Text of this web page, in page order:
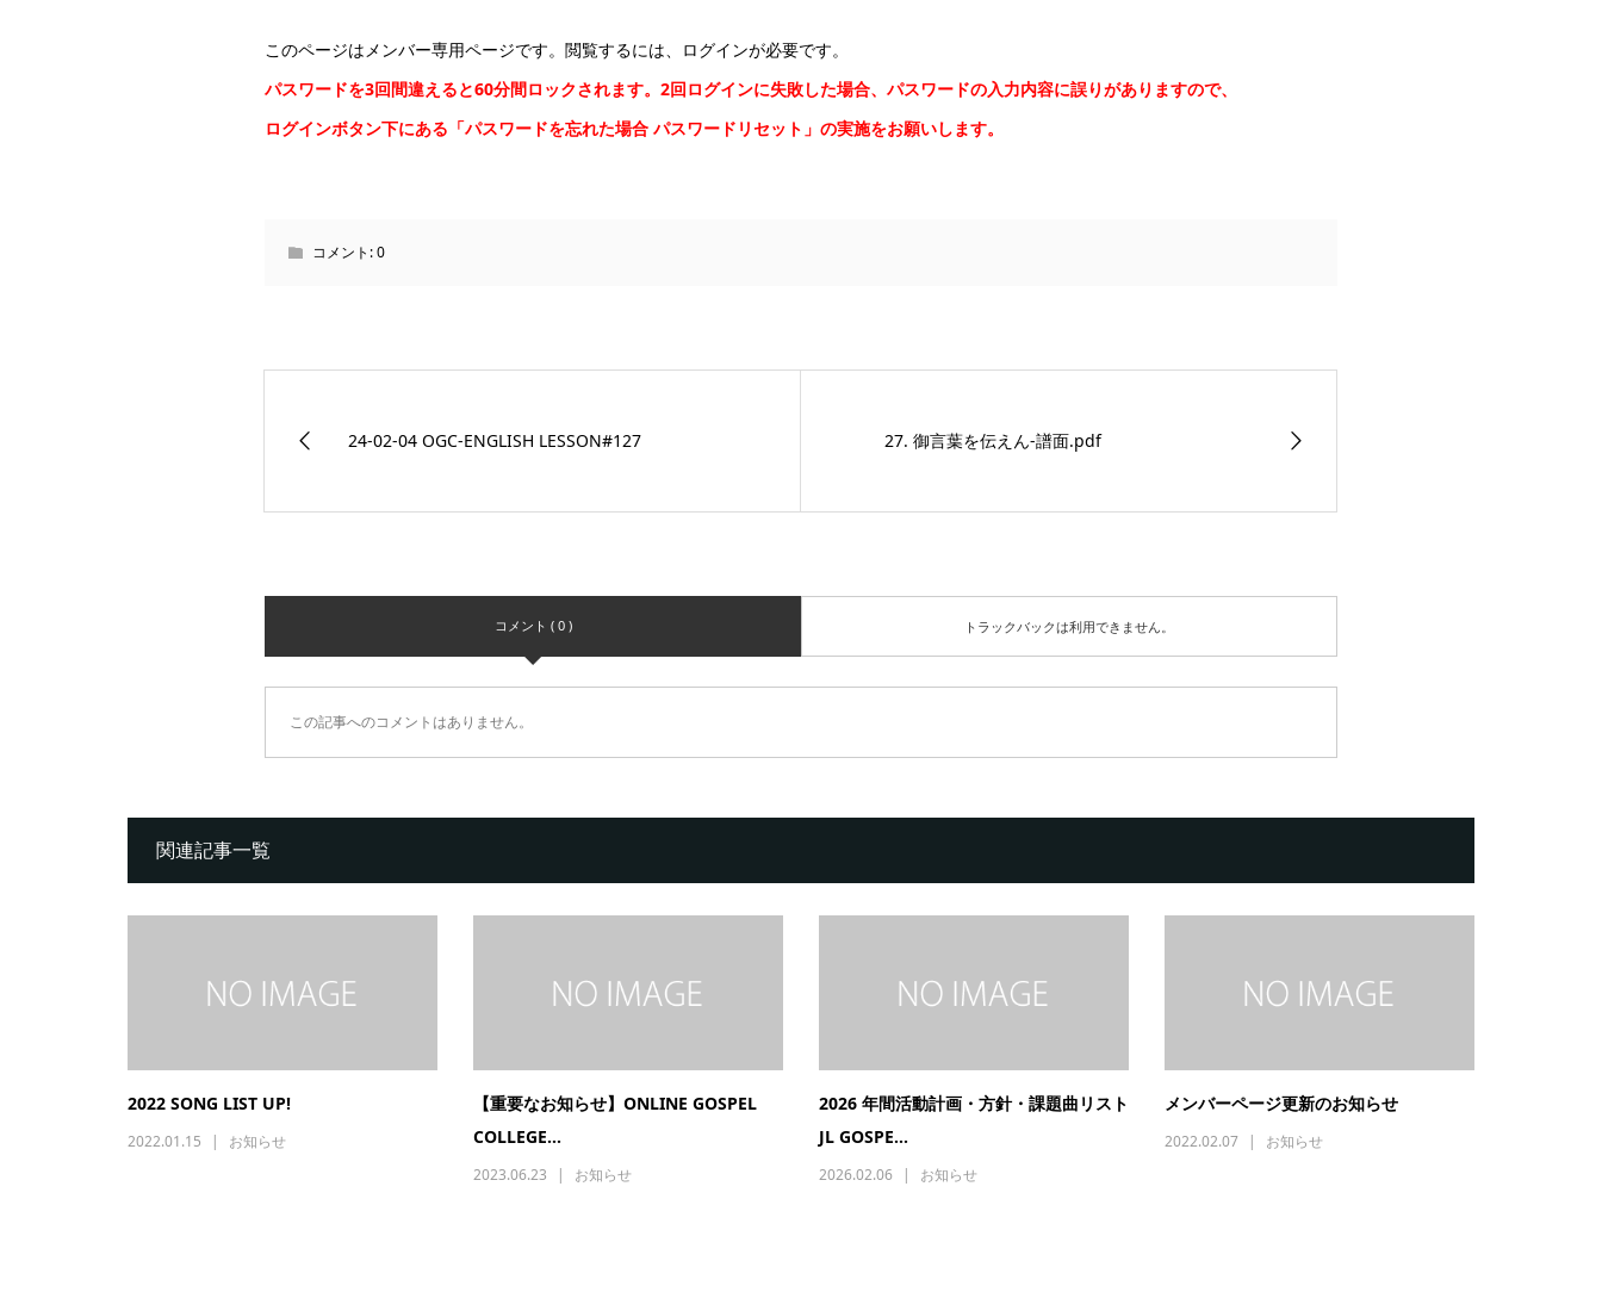
このページはメンバー専用ページです。閲覧するには、ログインが必要です。
パスワードを3回間違えると60分間ロックされます。2回ログインに失敗した場合、パスワードの入力内容に誤りがありますので、
ログインボタン下にある「パスワードを忘れた場合 パスワードリセット 」の実施をお願いします。
コメント:0
24-02-04 OGC-ENGLISH LESSON#127 27. 御言葉を伝えん-譜面.pdf
コメント ( 0 ) トラックバックは利用できません。
この記事へのコメントはありません。
関連記事一覧
2022 SONG LIST UP!
2022.01.15 お知らせ
【重要なお知らせ】ONLINE GOSPEL
COLLEGE...
2023.06.23 お知らせ
2026 年間活動計画・方針・課題曲リスト
JL GOSPE...
2026.02.06 お知らせ
メンバーページ更新のお知らせ
2022.02.07 お知らせ